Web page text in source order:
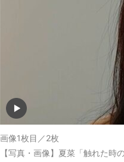
画像1枚目／2枚
【写真・画像】夏菜「触れた